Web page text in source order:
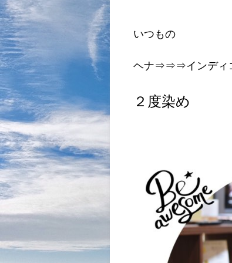
いつもの
ヘナ⇒⇒⇒インディ
２度染め